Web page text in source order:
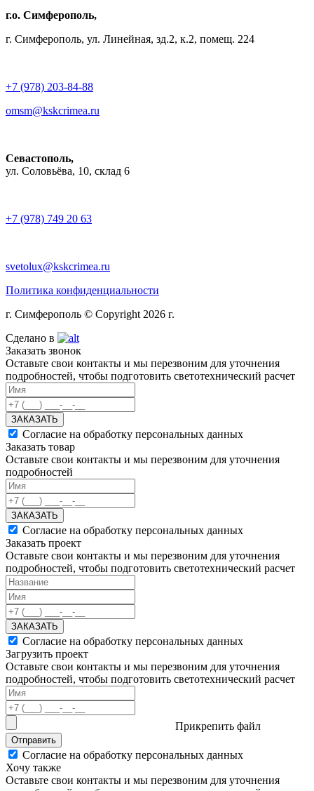
г.о. Симферополь,
г. Симферополь, ул. Линейная, зд.2, к.2, помещ. 224
+7 (978) 203-84-88
omsm@kskcrimea.ru
Севастополь,
ул. Соловьёва, 10, склад 6
+7 (978) 749 20 63
svetolux@kskcrimea.ru
Политика конфиденциальности
г. Симферополь © Copyright 2026 г.
Сделано в
Заказать звонок
Оставьте свои контакты и мы перезвоним для уточнения
подробностей, чтобы подготовить светотехнический расчет
ЗАКАЗАТЬ
Согласие на обработку персональных данных
Заказать товар
Оставьте свои контакты и мы перезвоним для уточнения
подробностей
ЗАКАЗАТЬ
Согласие на обработку персональных данных
Заказать проект
Оставьте свои контакты и мы перезвоним для уточнения
подробностей, чтобы подготовить светотехнический расчет
ЗАКАЗАТЬ
Согласие на обработку персональных данных
Загрузить проект
Оставьте свои контакты и мы перезвоним для уточнения
подробностей, чтобы подготовить светотехнический расчет
Прикрепить файл
Отправить
Согласие на обработку персональных данных
Хочу также
Оставьте свои контакты и мы перезвоним для уточнения